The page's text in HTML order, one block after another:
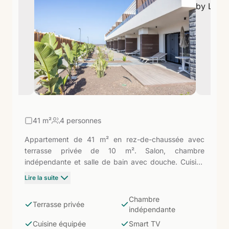
ceux qui recherchent Fuerteventura dans son état
pur, loin des grandes zones touristiques.
41 m² 4 personnes
Appartement de 41 m² en rez-de-chaussée avec
terrasse privée de 10 m². Salon, chambre
indépendante et salle de bain avec douche. Cuisine
intégrée avec réfrigérateur, micro-ondes, grille-pain,
satellite. L'option de référence du complexe : accès
direct à la terrasse depuis le rez-de-chaussée, à 100
Lire la suite
Terrasse privée
Chambre
indépendante
Cuisine équipée
Smart TV